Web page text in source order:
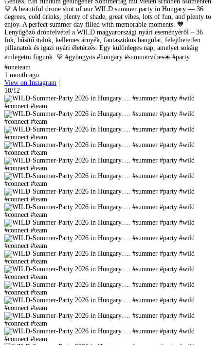
💙 A beautiful drone shot of our WILD summer party in Hungary — 36
degrees, cold drinks, plenty of shade, great vibes, lots of fun, and plenty to
enjoy. A perfect summer day filled with memorable moments. 💙
Lenyűgöző drónfelvétel a WILD magyarországi nyári eseményéről – 36
fok, hűsítő italok, kellemes árnyék, fantasztikus hangulat, felejthetetlen
pillanatok és igazi nyári életérzés. Egy különleges nap, amelyet sokáig
emlegetni fogunk. 💙 #gyöngyös #hungary #summervibes☀️ #party
#oneteam
1 month ago
View on Instagram |
10/12